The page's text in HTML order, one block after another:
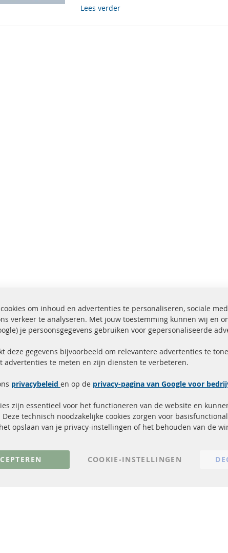
Lees verder
in voorraad
gehomologeerd met e-
Snelle links
Roetfilter reiniging
Katalysator (KAT)
FAQ
Kundenservice
Betaalmethoden
Verzendingskosten
om inhoud en advertenties te personaliseren, sociale
verkeer te analyseren. Met jouw toestemming kunnen wij en
je persoonsgegevens gebruiken voor gepersonaliseerde
deze gegevens bijvoorbeeld om relevantere advertenties te
advertenties te meten en zijn diensten te verbeteren.
privacybeleid en op de privacy-pagina van Google voor
zijn essentieel voor het functioneren van de website en
technisch noodzakelijke cookies zorgen voor
opslaan van je privacy-instellingen of het behouden van de
COOKIE-INSTELLINGEN